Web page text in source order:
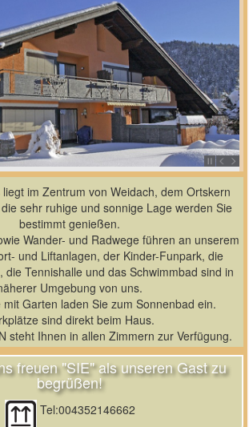
im Zentrum von Weidach, dem Ortskern
sehr ruhige und sonnige Lage werden Sie
bestimmt genießen.
Wander- und Radwege führen an unserem
und Liftanlagen, der Kinder-Funpark, die
die Tennishalle und das Schwimmbad sind in
Umgebung von uns.
mit Garten laden Sie zum Sonnenbad ein.
sind direkt beim Haus.
steht Ihnen in allen Zimmern zur Verfügung.
freuen "SIE" als unseren Gast zu
begrüßen!
Tel:004352146662